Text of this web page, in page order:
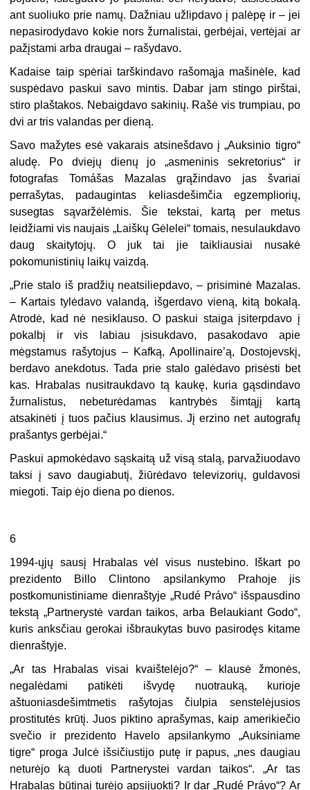
ant suoliuko prie namų. Dažniau užlipdavo į palėpę ir – jei
nepasirodydavo kokie nors žurnalistai, gerbėjai, vertėjai ar
pažįstami arba draugai – rašydavo.
Kadaise taip spėriai tarškindavo rašomąja mašinėle, kad
suspėdavo paskui savo mintis. Dabar jam stingo pirštai,
stiro plaštakos. Nebaigdavo sakinių. Rašė vis trumpiau, po
dvi ar tris valandas per dieną.
Savo mažytes esė vakarais atsinešdavo į „Auksinio tigro“
aludę. Po dviejų dienų jo „asmeninis sekretorius“ ir
fotografas Tomášas Mazalas grąžindavo jas švariai
perrašytas, padaugintas keliasdešimčia egzempliorių,
susegtas sąvaržėlėmis. Šie tekstai, kartą per metus
leidžiami vis naujais „Laiškų Gėlelei“ tomais, nesulaukdavo
daug skaitytojų. O juk tai jie taikliausiai nusakė
pokomunistinių laikų vaizdą.
„Prie stalo iš pradžių neatsiliepdavo, – prisiminė Mazalas.
– Kartais tylėdavo valandą, išgerdavo vieną, kitą bokalą.
Atrodė, kad nė nesiklauso. O paskui staiga įsiterpdavo į
pokalbį ir vis labiau įsisukdavo, pasakodavo apie
mėgstamus rašytojus – Kafką, Apollinaire’ą, Dostojevskį,
berdavo anekdotus. Tada prie stalo galėdavo prisėsti bet
kas. Hrabalas nusitraukdavo tą kaukę, kuria gąsdindavo
žurnalistus, nebeturėdamas kantrybės šimtąjį kartą
atsakinėti į tuos pačius klausimus. Jį erzino net autografų
prašantys gerbėjai.“
Paskui apmokėdavo sąskaitą už visą stalą, parvažiuodavo
taksi į savo daugiabutį, žiūrėdavo televizorių, guldavosi
miegoti. Taip ėjo diena po dienos.
6
1994-ųjų sausį Hrabalas vėl visus nustebino. Iškart po
prezidento Billo Clintono apsilankymo Prahoje jis
postkomunistiniame dienraštyje „Rudé Právo“ išspausdino
tekstą „Partnerystė vardan taikos, arba Belaukiant Godo“,
kuris anksčiau gerokai išbraukytas buvo pasirodęs kitame
dienraštyje.
„Ar tas Hrabalas visai kvaištelėjo?“ – klausė žmonės,
negalėdami patikėti išvydę nuotrauką, kurioje
aštuoniasdešimtmetis rašytojas čiulpia senstelėjusios
prostitutės krūtį. Juos piktino aprašymas, kaip amerikiečio
svečio ir prezidento Havelo apsilankymo „Auksiniame
tigre“ proga Julcė išsičiustijo putę ir papus, „nes daugiau
neturėjo ką duoti Partnerystei vardan taikos“. „Ar tas
Hrabalas būtinai turėjo apsijuokti? Ir dar „Rudé Právo“? Ar